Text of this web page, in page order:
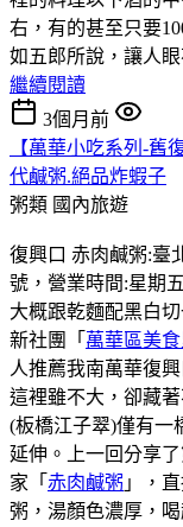
右，有的甚至只要
如五郎所說，讓人眼
繼續閱讀
3個月前
【萬華小吃系列-舊
代鹹粥.絕品炸蝦子
粥類 國內旅遊
復興口 赤肉鹹粥:臺
號，營業時間:星期
大概跟乾麵配黑白
新社團「 萬華區美
人推薦我南萬華復
這裡雖不大，卻藏
(板橋江子翠)僅有一
延伸。上一回分享
家「 赤肉鹹粥 」，
粥，湯顏色濃厚，